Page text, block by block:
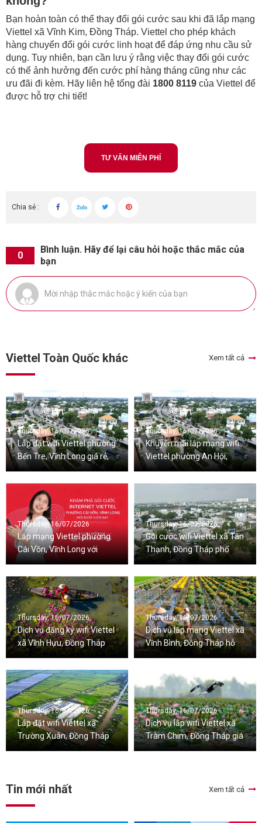
Bạn hoàn toàn có thể thay đổi gói cước sau khi đã lắp mạng
Viettel xã Vĩnh Kim, Đồng Tháp. Viettel cho phép khách
hàng chuyển đổi gói cước linh hoạt để đáp ứng nhu cầu sử
dụng. Tuy nhiên, bạn cần lưu ý rằng việc thay đổi gói cước
có thể ảnh hưởng đến cước phí hàng tháng cũng như các
ưu đãi đi kèm. Hãy liên hệ tổng đài 1800 8119 của Viettel để
được hỗ trợ chi tiết!
TƯ VẤN MIỄN PHÍ
Chia sẻ :
0
Bình luận. Hãy để lại câu hỏi hoặc thắc mắc của
bạn
Viettel Toàn Quốc khác Xem tất cả
Thursday, 16/07/2026
Lắp đặt wifi Viettel phường
Bến Tre, Vĩnh Long giá rẻ,
nhiều ưu đãi
Thursday, 16/07/2026
Khuyến mãi lắp mạng wifi
Viettel phường An Hội,
Vĩnh Long mới nhất
Thursday, 16/07/2026
Lắp mạng Viettel phường
Cái Vồn, Vĩnh Long với
nhiều ưu đãi đi kèm
Thursday, 16/07/2026
Gói cước wifi Viettel xã Tân
Thạnh, Đồng Tháp phổ
biến hiện nay
Thursday, 16/07/2026
Dịch vụ đăng ký wifi Viettel
xã Vĩnh Hựu, Đồng Tháp
nhanh chóng
Thursday, 16/07/2026
Dịch vụ lắp mạng Viettel xã
Vĩnh Bình, Đồng Tháp hỗ
Thursday, 16/07/2026
Lắp đặt wifi Viettel xã
Trường Xuân, Đồng Tháp
Thursday, 16/07/2026
Dịch vụ lắp wifi Viettel xã
Tràm Chim, Đồng Tháp giá
tốt, hỗ trợ 24/7
Tin mới nhất Xem tất cả